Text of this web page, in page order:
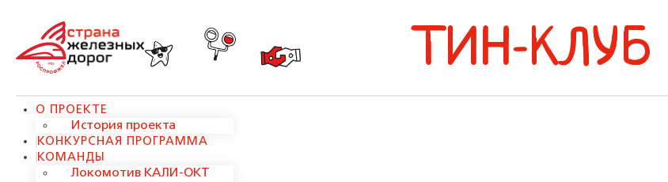
ТИН-КЛУБ
О ПРОЕКТЕ
История проекта
КОНКУРСНАЯ ПРОГРАММА
КОМАНДЫ
Локомотив КАЛИ-ОКТ